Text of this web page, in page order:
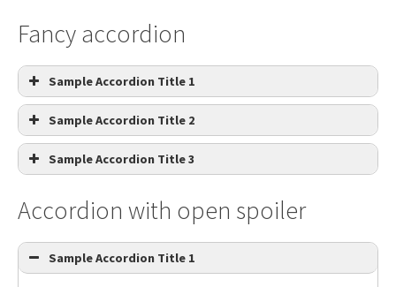
Fancy accordion
Sample Accordion Title 1
Sample Accordion Title 2
Sample Accordion Title 3
Accordion with open spoiler
Sample Accordion Title 1